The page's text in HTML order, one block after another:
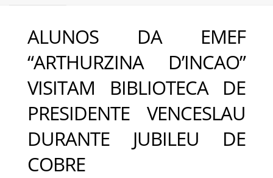
ALUNOS DA EMEF
“ARTHURZINA D’INCAO”
VISITAM BIBLIOTECA DE
PRESIDENTE VENCESLAU
DURANTE JUBILEU DE
COBRE